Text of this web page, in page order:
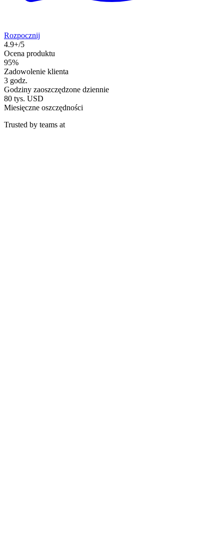
Rozpocznij
4.9+/5
Ocena produktu
95%
Zadowolenie klienta
3 godz.
Godziny zaoszczędzone dziennie
80 tys. USD
Miesięczne oszczędności
Trusted by teams at